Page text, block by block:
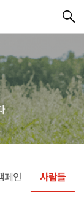
.
페인 사람들